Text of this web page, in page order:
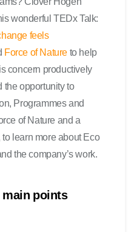
wonderful TEDx Talk:
feels
Force of Natureto help
concern productively
the opportunity to
Programmes and
of Nature and a
learn more about Eco
the company’s work.
main points